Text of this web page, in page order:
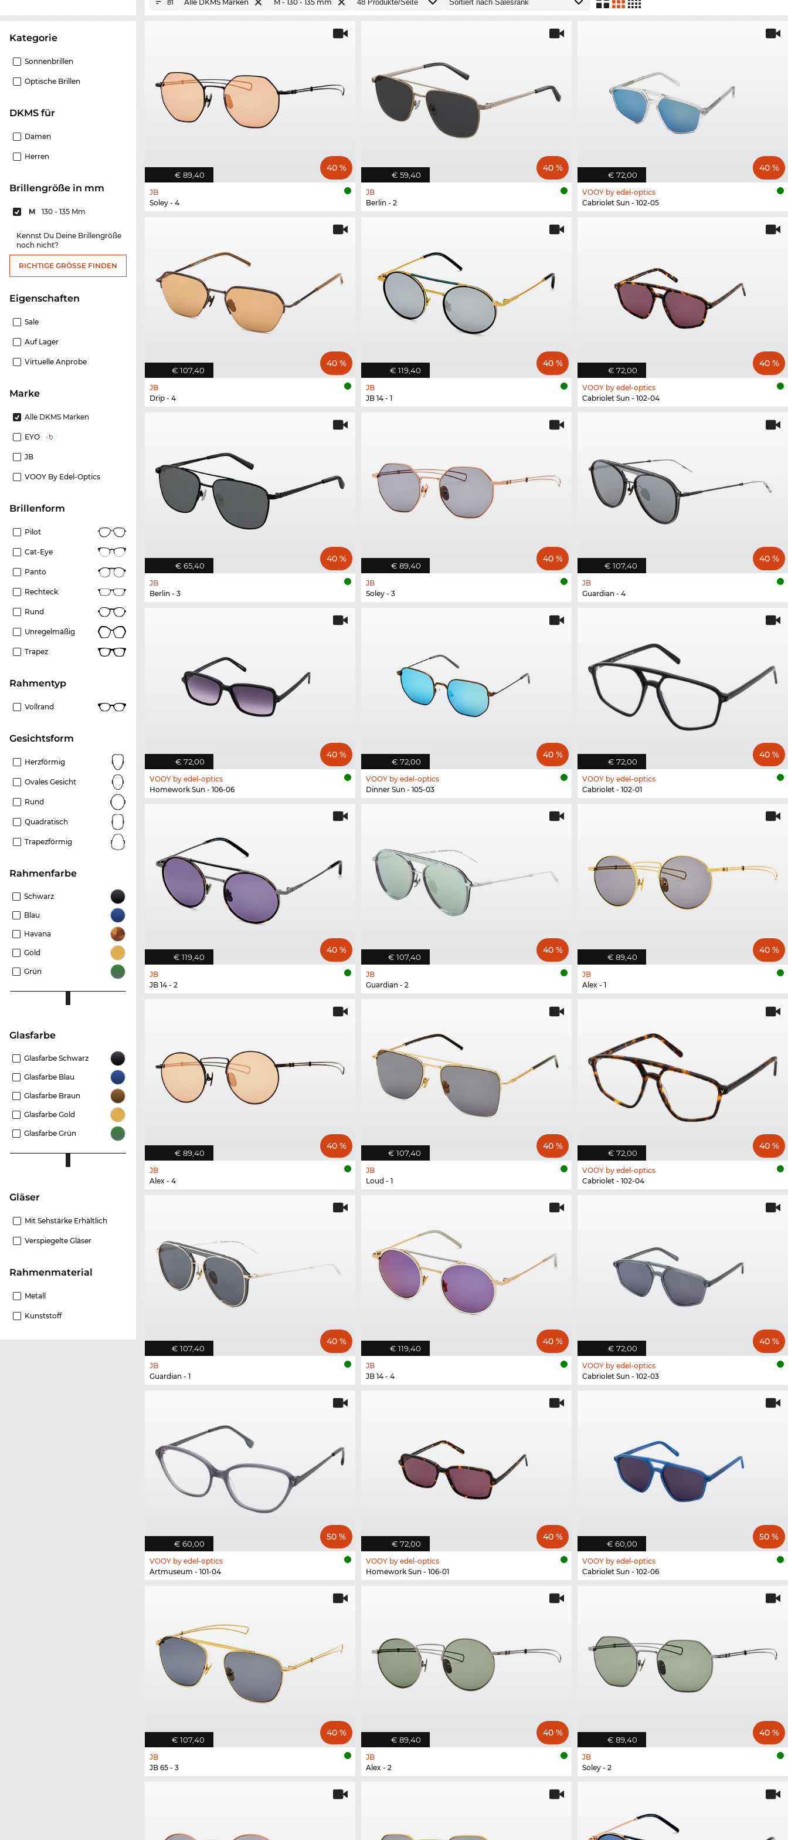
Kategorie
Sonnenbrillen
Optische Brillen
DKMS für
Damen
Herren
Brillengröße in mm
M 130 - 135 Mm
Kennst Du Deine Brillengröße
noch nicht?
RICHTIGE GRÖSSE FINDEN
Eigenschaften
Sale
Auf Lager
Virtuelle Anprobe
Marke
Alle DKMS Marken
EYO
JB
VOOY By Edel-Optics
Brillenform
Pilot
Cat-Eye
Panto
Rechteck
Rund
Unregelmäßig
Trapez
Rahmentyp
Vollrand
Gesichtsform
Herzförmig
Ovales Gesicht
Rund
Quadratisch
Trapezförmig
Rahmenfarbe
Schwarz
Blau
Havana
Gold
Grün
Glasfarbe
Glasfarbe Schwarz
Glasfarbe Blau
Glasfarbe Braun
Glasfarbe Gold
Glasfarbe Grün
Gläser
Mit Sehstärke Erhältlich
Verspiegelte Gläser
Rahmenmaterial
Metall
Kunststoff
81 Alle DKMS Marken M - 130 - 135 mm
€ 89,40
40 %
JB
Soley - 4
€ 59,40
40 %
JB
Berlin - 2
€ 72,00
40 %
VOOY by edel-optics
Cabriolet Sun - 102-05
€ 107,40
40 %
JB
Drip - 4
€ 119,40
40 %
JB
JB 14 - 1
€ 72,00
40 %
VOOY by edel-optics
Cabriolet Sun - 102-04
€ 65,40
40 %
JB
Berlin - 3
€ 89,40
40 %
JB
Soley - 3
€ 107,40
40 %
JB
Guardian - 4
€ 72,00
40 %
VOOY by edel-optics
Homework Sun - 106-06
€ 72,00
40 %
VOOY by edel-optics
Dinner Sun - 105-03
€ 72,00
40 %
VOOY by edel-optics
Cabriolet - 102-01
€ 119,40
40 %
JB
JB 14 - 2
€ 107,40
40 %
JB
Guardian - 2
€ 89,40
40 %
JB
Alex - 1
€ 89,40
40 %
JB
Alex - 4
€ 107,40
40 %
JB
Loud - 1
€ 72,00
40 %
VOOY by edel-optics
Cabriolet - 102-04
€ 107,40
40 %
JB
Guardian - 1
€ 119,40
40 %
JB
JB 14 - 4
€ 72,00
40 %
VOOY by edel-optics
Cabriolet Sun - 102-03
€ 60,00
50 %
VOOY by edel-optics
Artmuseum - 101-04
€ 72,00
40 %
VOOY by edel-optics
Homework Sun - 106-01
€ 60,00
50 %
VOOY by edel-optics
Cabriolet Sun - 102-06
€ 107,40
40 %
JB
JB 65 - 3
€ 89,40
40 %
JB
Alex - 2
€ 89,40
40 %
JB
Soley - 2